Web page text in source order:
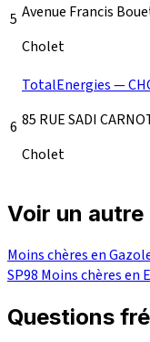
5 Avenue Francis
Cholet
6
TotalEnergies —
85 RUE SADI
Cholet
Voir un
Moins chères en
SP98 Moins chères en
Questions